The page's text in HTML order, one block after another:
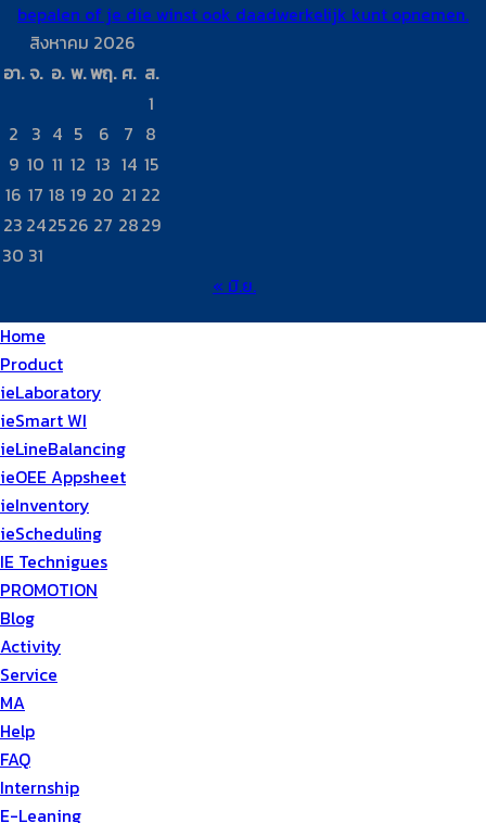
bepalen of je die winst ook daadwerkelijk kunt opnemen.
สิงหาคม 2026
อา. จ. อ. พ.พฤ. ศ. ส.
1
2
3 4 5 6 7 8
9 10 11 12 13 14 15
16 17 18 19 20 21 22
23 242526 27 2829
30 31
« มิ.ย.
Home
Product
ieLaboratory
ieSmart WI
ieLineBalancing
ieOEE Appsheet
ieInventory
ieScheduling
IE Technigues
PROMOTION
Blog
Activity
Service
MA
Help
FAQ
Internship
E-Leaning